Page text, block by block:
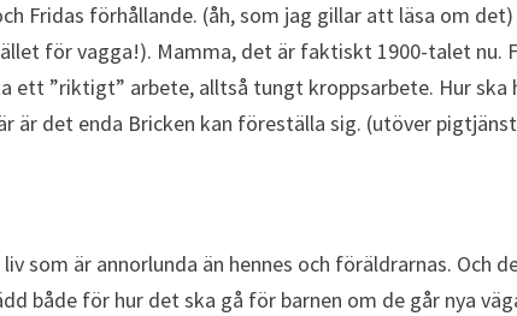
Fridas förhållande. (åh, som jag gillar att läsa om
för vagga!). Mamma, det är faktiskt 1900-talet nu.
”riktigt” arbete, alltså tungt kroppsarbete. Hur ska
är det enda Bricken kan föreställa sig. (utöver
som är annorlunda än hennes och föräldrarnas. Och
både för hur det ska gå för barnen om de går nya